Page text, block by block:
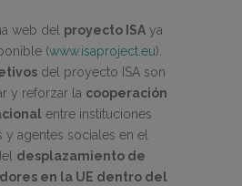
web del proyecto ISA ya
(www.isaproject.eu).
del proyecto ISA son
y reforzar la cooperación
entre instituciones
y agentes sociales en el
desplazamiento de
en la UE dentro del